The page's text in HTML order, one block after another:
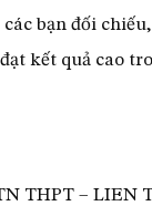
bạn đối
kết quả cao
THPT – LIEN